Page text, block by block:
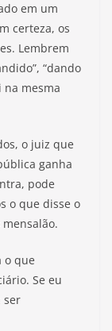
em um
certeza, os
Lembrem
“dando
na mesma
o juiz que
ganha
pode
o que disse o
o que
Se eu
ser